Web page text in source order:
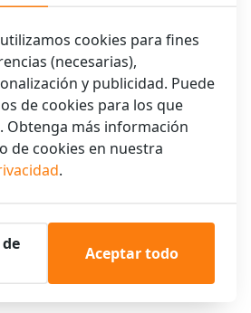
se puede fumar. No está permitido
y zonas comunes.
permitido consumir bebidas
mismo en su habitación.
en el hotel, por pequeños, dulces y
cookies para fines
(necesarias),
y publicidad. Puede
de cookies para los que
Obtenga más información
de cookies en nuestra
.
Aceptar todo